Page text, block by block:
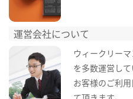
運営会社について
ウィークリー
を多数運営して
お客様のご利